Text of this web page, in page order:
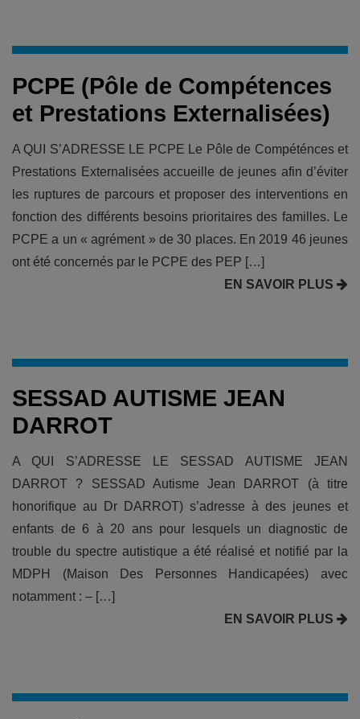
PCPE (Pôle de Compétences
et Prestations Externalisées)
A QUI S’ADRESSE LE PCPE Le Pôle de Compéténces et
Prestations Externalisées accueille de jeunes afin d’éviter
les ruptures de parcours et proposer des interventions en
fonction des différents besoins prioritaires des familles. Le
PCPE a un « agrément » de 30 places. En 2019 46 jeunes
ont été concernés par le PCPE des PEP […]
EN SAVOIR PLUS
SESSAD AUTISME JEAN
DARROT
A QUI S’ADRESSE LE SESSAD AUTISME JEAN
DARROT ? SESSAD Autisme Jean DARROT (à titre
honorifique au Dr DARROT) s’adresse à des jeunes et
enfants de 6 à 20 ans pour lesquels un diagnostic de
trouble du spectre autistique a été réalisé et notifié par la
MDPH (Maison Des Personnes Handicapées) avec
notamment : – […]
EN SAVOIR PLUS